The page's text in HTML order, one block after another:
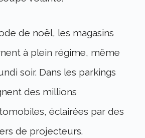
de noël, les magasins
à plein régime, même
soir. Dans les parkings
des millions
éclairées par des
de projecteurs.